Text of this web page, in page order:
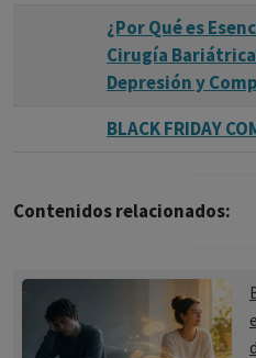
¿Por Qué es
Cirugía
Depresión y
BLACK FRIDAY
Contenidos relacionados: